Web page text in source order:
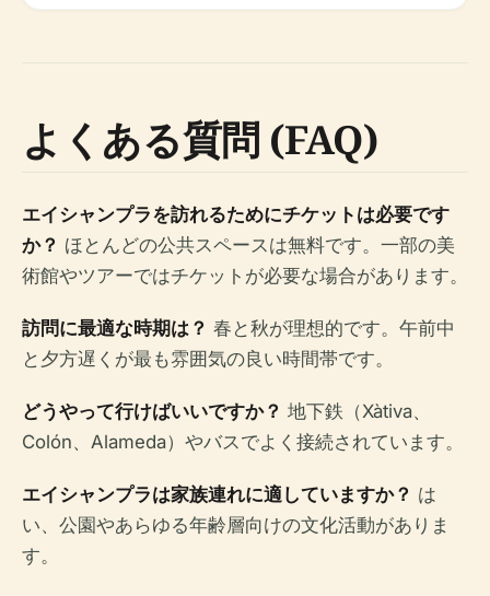
よくある質問 (FAQ)
エイシャンプラを訪れるためにチケットは必要です
か？ ほとんどの公共スペースは無料です。一部の美
術館やツアーではチケットが必要な場合があります。
訪問に最適な時期は？ 春と秋が理想的です。午前中
と夕方遅くが最も雰囲気の良い時間帯です。
どうやって行けばいいですか？ 地下鉄（Xàtiva、
Colón、Alameda）やバスでよく接続されています。
エイシャンプラは家族連れに適していますか？ は
い、公園やあらゆる年齢層向けの文化活動がありま
す。